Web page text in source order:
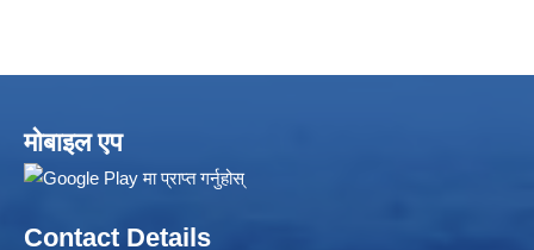
मोबाइल एप
Contact Details